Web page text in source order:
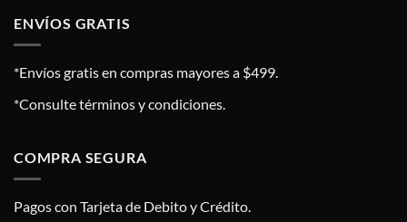
ENVÍOS GRATIS
*Envíos gratis en compras mayores a $499.
*Consulte términos y condiciones.
COMPRA SEGURA
Pagos con Tarjeta de Debito y Crédito.